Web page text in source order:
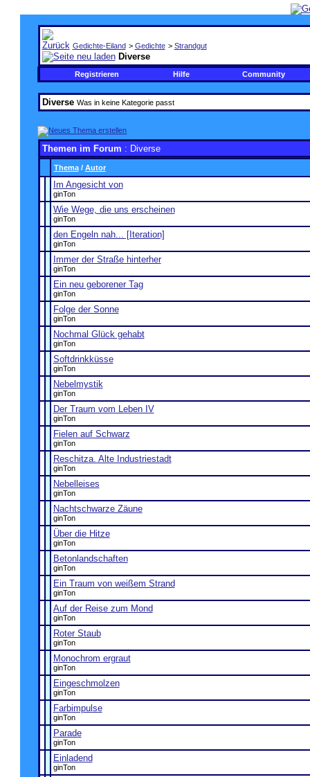
Gedichte-Eiland > Gedichte > Strandgut
Diverse
Registrieren Hilfe Community
Diverse Was in keine Kategorie passt
Themen im Forum : Diverse
Thema/ Autor
Im Angesicht von
ginTon
Wie Wege, die uns erscheinen
ginTon
den Engeln nah... [Iteration]
ginTon
Immer der Straße hinterher
ginTon
Ein neu geborener Tag
ginTon
Folge der Sonne
ginTon
Nochmal Glück gehabt
ginTon
Softdrinkküsse
ginTon
Nebelmystik
ginTon
Der Traum vom Leben IV
ginTon
Fielen auf Schwarz
ginTon
Reschitza. Alte Industriestadt
ginTon
Nebelleises
ginTon
Nachtschwarze Zäune
ginTon
Über die Hitze
ginTon
Betonlandschaften
ginTon
Ein Traum von weißem Strand
ginTon
Auf der Reise zum Mond
ginTon
Roter Staub
ginTon
Monochrom ergraut
ginTon
Eingeschmolzen
ginTon
Farbimpulse
ginTon
Parade
ginTon
Einladend
ginTon